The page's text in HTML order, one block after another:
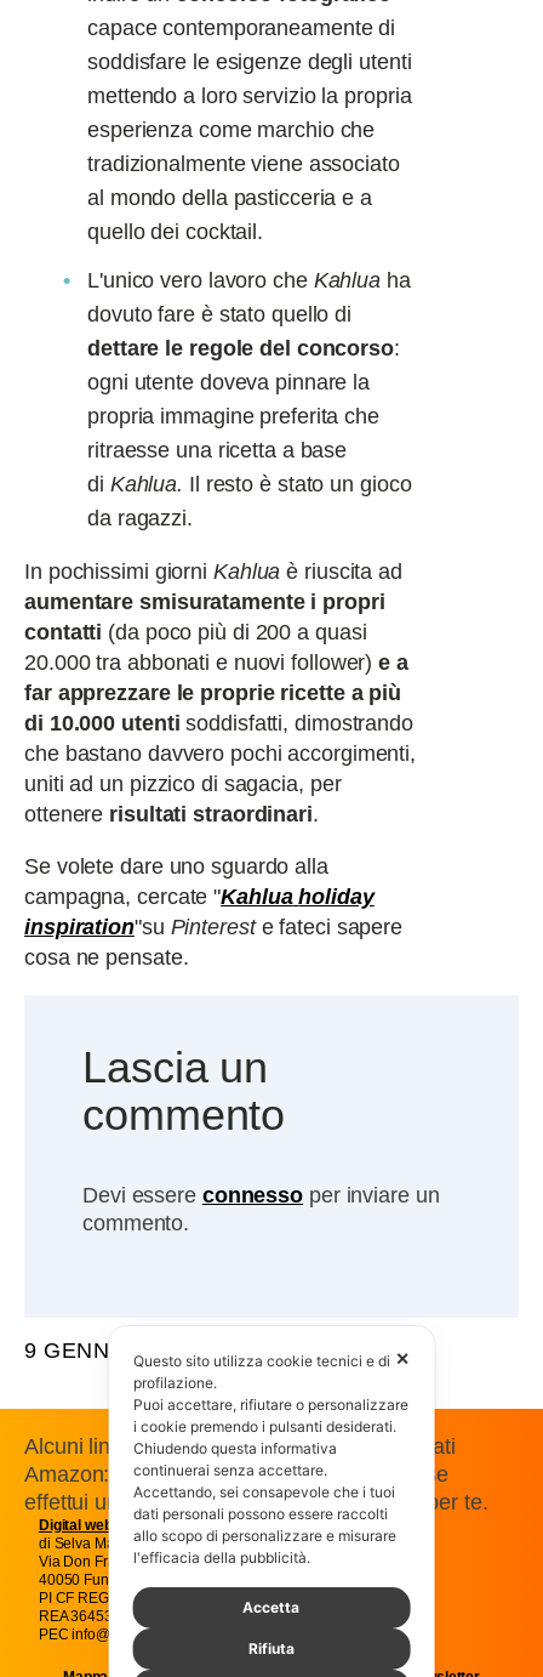
capace contemporaneamente di
soddisfare le esigenze degli utenti
mettendo a loro servizio la propria
esperienza come marchio che
tradizionalmente viene associato
al mondo della pasticceria e a
quello dei cocktail.
L'unico vero lavoro che Kahlua ha
dovuto fare è stato quello di
dettare le regole del concorso:
ogni utente doveva pinnare la
propria immagine preferita che
ritraesse una ricetta a base
di Kahlua. Il resto è stato un gioco
da ragazzi.
In pochissimi giorni Kahlua è riuscita ad
aumentare smisuratamente i propri
contatti (da poco più di 200 a quasi
20.000 tra abbonati e nuovi follower)e a
far apprezzare le proprie ricette a più
di 10.000 utenti soddisfatti, dimostrando
che bastano davvero pochi accorgimenti,
uniti ad un pizzico di sagacia, per
ottenere risultati straordinari.
Se volete dare uno sguardo alla
campagna, cercate "Kahlua holiday
inspiration"su Pintereste fateci sapere
cosa ne pensate.
Lascia un
commento
Devi essere connesso per inviare un
commento.
9 GENNAIO 2014
Alcuni link presenti in questo sito sono affiliati
Amazon: guadagniamo una commissione se
effettui un acquisto, senza costi aggiuntivi per te.
Digital web
Magic snc
di Selva Massimo e C.
Via Don Francesco Pasti 22
40050 Funo Argelato Bologna
PI CF REG IMP BO01707541205
REA 364538
PEC info@magicpec.it
✕
Questo sito utilizza cookie tecnici e di
profilazione.
Puoi accettare, rifiutare o personalizzare
i cookie premendo i pulsanti desiderati.
Chiudendo questa informativa
continuerai senza accettare.
Accettando, sei consapevole che i tuoi
dati personali possono essere raccolti
allo scopo di personalizzare e misurare
l'efficacia della pubblicità.
Accetta
Rifiuta